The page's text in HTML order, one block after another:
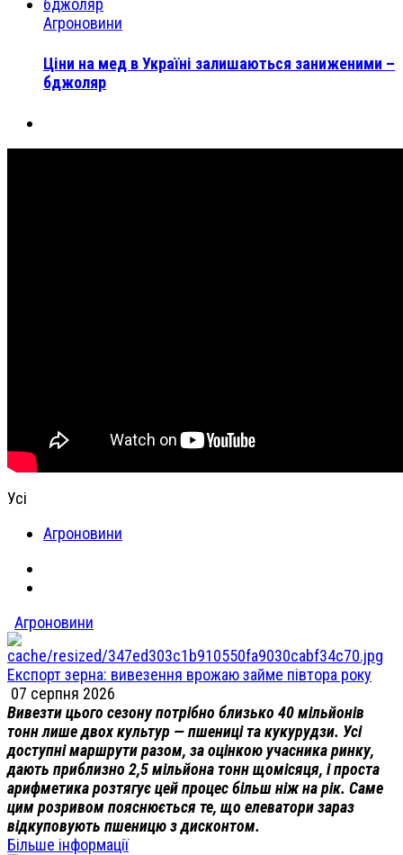
Агроновини
Ціни на мед в Україні залишаються заниженими –
бджоляр
Усі
Агроновини
Агроновини
Експорт зерна: вивезення врожаю займе півтора року
07 серпня 2026
Вивезти цього сезону потрібно близько 40 мільйонів
тонн лише двох культур — пшениці та кукурудзи. Усі
доступні маршрути разом, за оцінкою учасника ринку,
дають приблизно 2,5 мільйона тонн щомісяця, і проста
арифметика розтягує цей процес більш ніж на рік. Саме
цим розривом пояснюється те, що елеватори зараз
відкуповують пшеницю з дисконтом.
Більше інформації